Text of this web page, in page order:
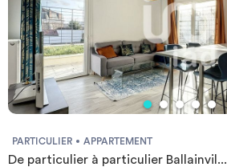
PARTICULIER APPARTEMENT
De particulier à particulier Ballainvil...